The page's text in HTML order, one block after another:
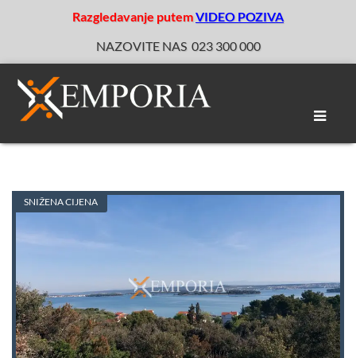
Razgledavanje putemVIDEO POZIVA
NAZOVITE NAS 023 300 000
Toggle
SNIŽENA CIJENA